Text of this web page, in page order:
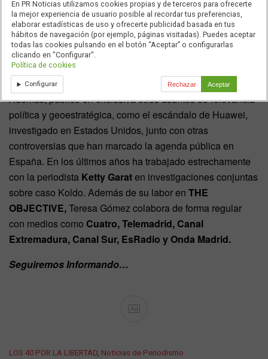
en la investigación sobreHugo “El Pollo” Carvajal,el
exjefe de inteligencia deVenezuela, cuyas declaraciones
han tenido impacto mediático al apuntar a figuras como
José Luis Rodríguez Zapatero
de financiación de
Además, publicó en exclusiva otros asuntos de relevancia
política y geoestratégica, como el escándalo de Huawei,
investigado en Estados Unidos, junto con otras
controversias que han marcado la agenda pública en
España. En los últimos años ha trabajado estrechamente
con la periodista Ketty Garaten investigaciones conjuntas
sobre caso Koldo. Además de su labor en THE
OBJECTIVE,Teresa Gómez colabora de forma regular
con medios como Cuatro, Telemadrid, Canal
Extremadura, Canal Sur, EsRadio y Onda Madrid.
Seguiremos Informando…
Ad
CLOS 40 POR LA LIBERTAD, Noticias de Periodismo
En PR Noticias utilizamos cookies propias y de terceros para ofrecerte
la mejor experiencia de usuario posible al recordar tus preferencias,
elaborar estadísticas de uso y ofrecerte publicidad basada en tus
hábitos de navegación (por ejemplo, páginas visitadas). Puedes aceptar
todas las cookies pulsando en el botón “Aceptar” o configurarlas
clicando en "Configurar".
Política de cookies
Configurar Rechazar Aceptar